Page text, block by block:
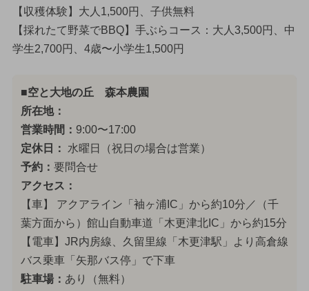
【収穫体験】大人1,500円、子供無料
【採れたて野菜でBBQ】手ぶらコース：大人3,500円、中
学生2,700円、4歳〜小学生1,500円
■空と大地の丘 森本農園
所在地：
営業時間： 9:00〜17:00
定休日：
水曜日（祝日の場合は営業）
予約： 要問合せ
アクセス：
【車】 アクアライン「袖ヶ浦IC」から約10分／（千
葉方面から）館山自動車道「木更津北IC」から約15分
【電車】JR内房線、久留里線「木更津駅」より高倉線
バス乗車「矢那バス停」で下車
駐車場： あり（無料）